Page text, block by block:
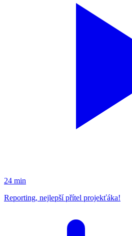
24 min
Reporting, nejlepší přítel projekťáka!